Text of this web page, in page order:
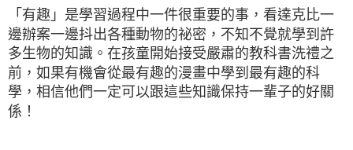
「有趣」是學習過程中一件很重要的事，看達克比一
邊辦案一邊抖出各種動物的祕密，不知不覺就學到許
多生物的知識。在孩童開始接受嚴肅的教科書洗禮之
前，如果有機會從最有趣的漫畫中學到最有趣的科
學，相信他們一定可以跟這些知識保持一輩子的好關
係！